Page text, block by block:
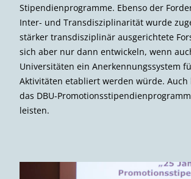
Stipendienprogramme. Ebenso der
Inter- und Transdisziplinarität wurde
stärker transdisziplinär ausgerichtete
sich aber nur dann entwickeln, wenn
Universitäten ein Anerkennungssystem
Aktivitäten etabliert werden würde.
das DBU-
leisten.